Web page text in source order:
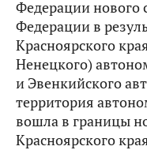
Федерации нового
Федерации в
Красноярского
Ненецкого)
и Эвенкийского
территория
вошла в границы
Красноярского